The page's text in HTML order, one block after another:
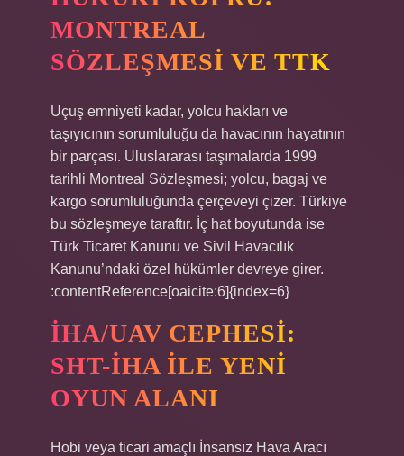
MONTREAL
SÖZLEŞMESI VE TTK
Uçuş emniyeti kadar, yolcu hakları ve
taşıyıcının sorumluluğu da havacının hayatının
bir parçası. Uluslararası taşımalarda 1999
tarihli Montreal Sözleşmesi; yolcu, bagaj ve
kargo sorumluluğunda çerçeveyi çizer. Türkiye
bu sözleşmeye taraftır. İç hat boyutunda ise
Türk Ticaret Kanunu ve Sivil Havacılık
Kanunu’ndaki özel hükümler devreye girer.
:contentReference[oaicite:6]{index=6}
İHA/UAV CEPHESI:
SHT-İHA ILE YENI
OYUN ALANI
Hobi veya ticari amaçlı İnsansız Hava Aracı